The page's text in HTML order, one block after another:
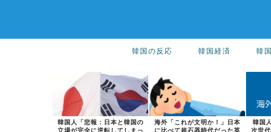
韓国の反応 韓国経済 韓
韓国人「悲報：日本と韓国の
立場が完全に逆転してしまっ
海外「これが文明か！」日本
に比べて超石器時代だった英
韓国
次世